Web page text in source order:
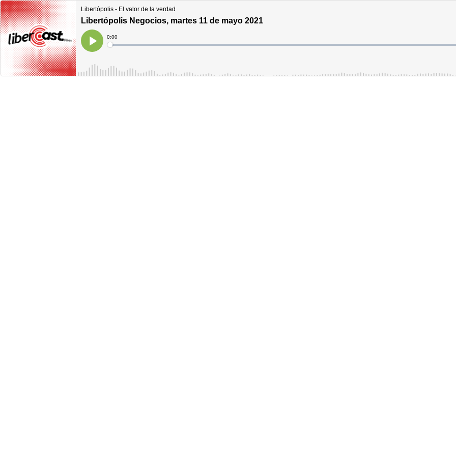
Libertópolis - El valor de la verdad
Libertópolis Negocios, martes 11 de mayo 2021
Play
Current
Time
0:00
Loaded: